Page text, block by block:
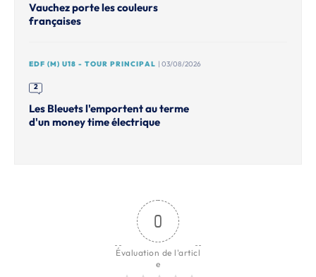
Vauchez porte les couleurs
françaises
EDF (M) U18 - TOUR PRINCIPAL | 03/08/2026
2
Les Bleuets l'emportent au terme
d'un money time électrique
0
Évaluation de l'articl
e